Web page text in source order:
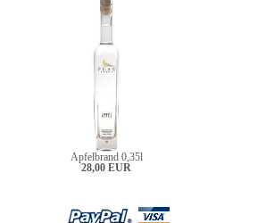
Apfelbrand 0,35l
28,00 EUR